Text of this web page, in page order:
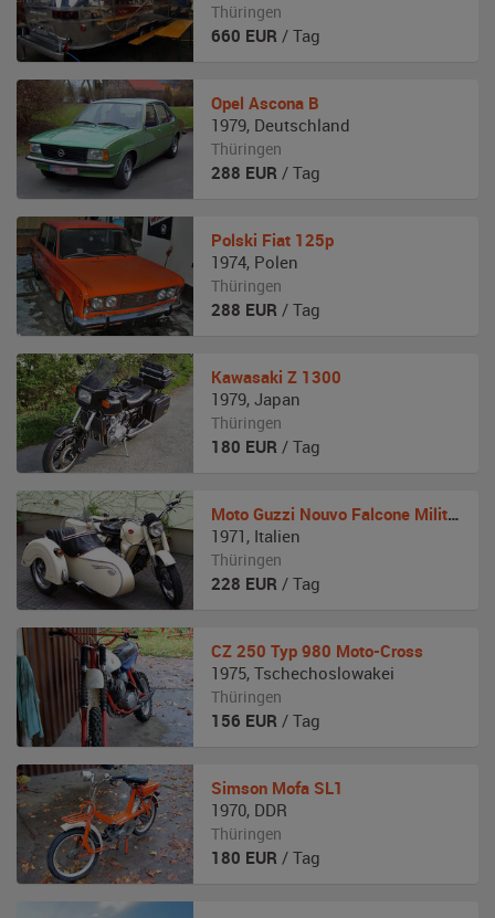
Thüringen
660 EUR / Tag
Opel Ascona B
1979, Deutschland
Thüringen
288 EUR / Tag
Polski Fiat 125p
1974, Polen
Thüringen
288 EUR / Tag
Kawasaki Z 1300
1979, Japan
Thüringen
180 EUR / Tag
Moto Guzzi Nouvo Falcone Militare
1971 , Italien
Thüringen
228 EUR / Tag
CZ 250 Typ 980 Moto-Cross
1975, Tschechoslowakei
Thüringen
156 EUR / Tag
Simson Mofa SL1
1970, DDR
Thüringen
180 EUR / Tag